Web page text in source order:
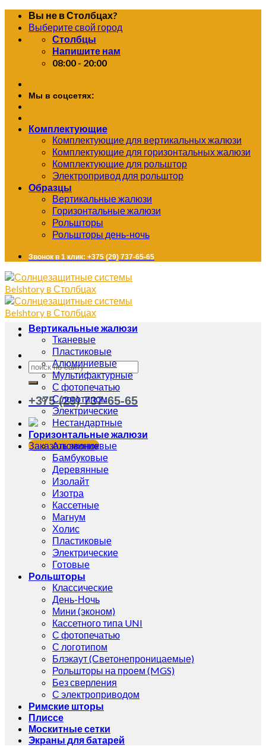
Skip
content
Вы не в Столбцах?
Выберите свой город
Столбцы
Напишите нам
08:00 - 20:00
Мы в соцсетях:
Комплектующие
Комплектующие для вертикальных жалюзи
Комплектующие для горизонтальных жалюзи
Комплектующие для рольштор
Электропривод для рольштор
Образцы
Вертикальные жалюзи
Горизонтальные жалюзи
Рольшторы
Рольшторы день-ночь
Звонок в 1 клик: +375 (29) 737-65-65
+375 (29) 737-65-65
Заказать звонок
Вертикальные жалюзи
Тканевые
Пластиковые
Алюминиевые
Мультифактурные
С фотопечатью
С логотипом
Электрические
Нестандартные
Горизонтальные жалюзи
Алюминиевые
Бамбуковые
Деревянные
Изолайт
Изотра
Кассетные
Магнум
Холис
Пластиковые
Электрические
Готовые
Рольшторы
Классические
День-Ночь
Мини (эконом)
Кассетного типа UNI
С фотопечатью
С логотипом
Блэкаут (Светонепроницаемые)
Рольшторы на проем (MGS)
Без сверления
С электроприводом
Римские шторы
Плиссе
Москитные сетки
Экраны для батарей